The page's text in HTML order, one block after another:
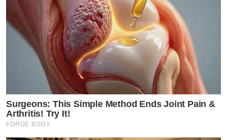
Surgeons: This Simple Method Ends Joint Pain &
Arthritis! Try It!
FORGE BODY